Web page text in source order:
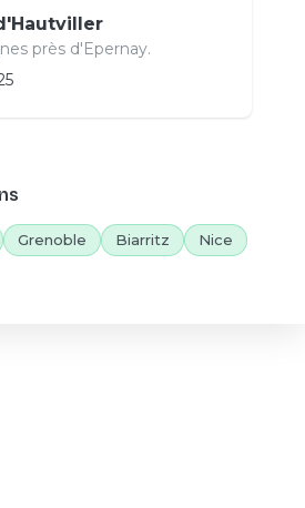
près d'Epernay.
Grenoble Biarritz
Nice